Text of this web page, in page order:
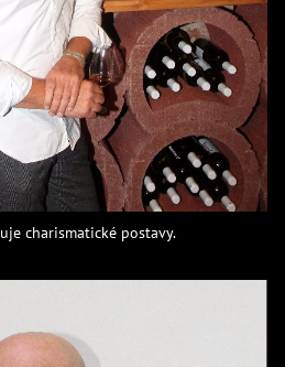
charismatické postavy.